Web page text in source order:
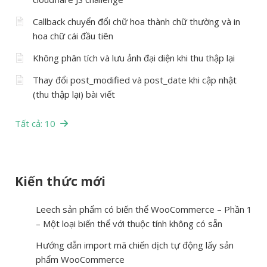
Callback chuyển đổi chữ hoa thành chữ thường và in
hoa chữ cái đầu tiên
Không phân tích và lưu ảnh đại diện khi thu thập lại
Thay đổi post_modified và post_date khi cập nhật
(thu thập lại) bài viết
Tất cả: 10
Kiến thức mới
Leech sản phẩm có biến thể WooCommerce – Phần 1
– Một loại biến thể với thuộc tính không có sẵn
Hướng dẫn import mã chiến dịch tự động lấy sản
phẩm WooCommerce